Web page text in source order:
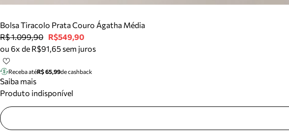
Bolsa Tiracolo Prata Couro Ágatha Média
R$ 1.099,90 R$549,90
ou 6x de R$91,65 sem juros
Receba atéR$ 65,99de cashback
Saiba mais
Produto indisponível